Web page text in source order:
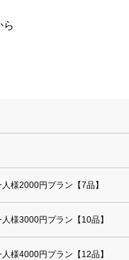
ら
人様2000円プラン【7品】
人様3000円プラン【10品】
人様4000円プラン【12品】